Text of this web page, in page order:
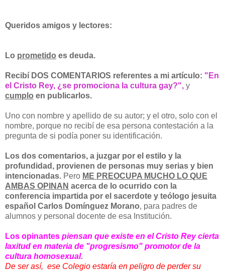
Queridos amigos y lectores:
Lo prometido es deuda.
Recibí DOS COMENTARIOS referentes a mi artículo: "En
el Cristo Rey, ¿se promociona la cultura gay?", y
cumplo en publicarlos.
Uno con nombre y apellido de su autor; y el otro, solo con el
nombre, porque no recibí de esa persona contestación a la
pregunta de si podía poner su identificación.
Los dos comentarios, a juzgar por el estilo y la
profundidad, provienen de personas muy serias y bien
intencionadas. Pero ME PREOCUPA MUCHO LO QUE
AMBAS OPINAN acerca de lo ocurrido con la
conferencia impartida por el sacerdote y teólogo jesuita
español Carlos Domínguez Morano, para padres de
alumnos y personal docente de esa Institución.
Los opinantes piensan que existe en el Cristo Rey cierta
laxitud en materia de "progresismo" promotor de la
cultura homosexual.
De ser así, ese Colegio estaría en peligro de perder su